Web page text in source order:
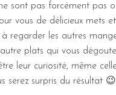
sont pas forcément pas
vous de délicieux mets
à regarder les autres
plats qui vous
leur curiosité, même
serez surpris du résultat 😉